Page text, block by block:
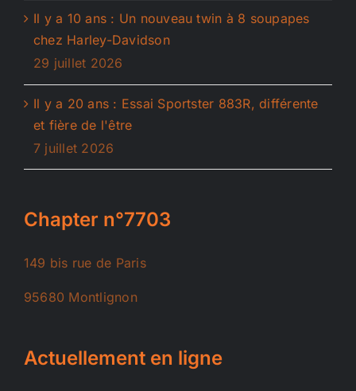
Il y a 10 ans : Un nouveau twin à 8 soupapes
chez Harley-Davidson
29 juillet 2026
Il y a 20 ans : Essai Sportster 883R, différente
et fière de l'être
7 juillet 2026
Chapter n°7703
149 bis rue de Paris
95680 Montlignon
Actuellement en ligne